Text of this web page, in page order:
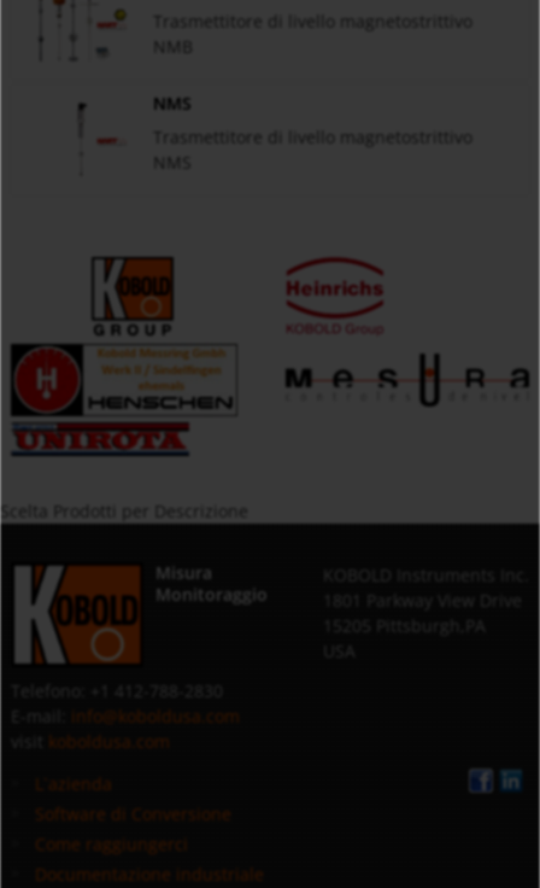
Trasmettitore di livello magnetostrittivo
NMB
NMS
Trasmettitore di livello magnetostrittivo
NMS
Misura
Monitoraggio
info@koboldusa.com
koboldusa.com
L`azienda
Software di Conversione
Come raggiungerci
Documentazione industriale